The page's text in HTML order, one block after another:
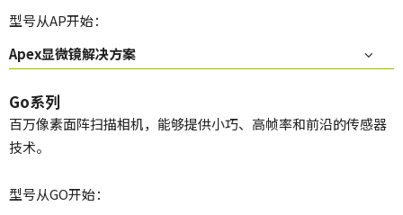
型号从AP开始：
Apex显微镜解决方案
Go系列
百万像素面阵扫描相机，能够提供小巧、高帧率和前沿的传感器
技术。
型号从GO开始：